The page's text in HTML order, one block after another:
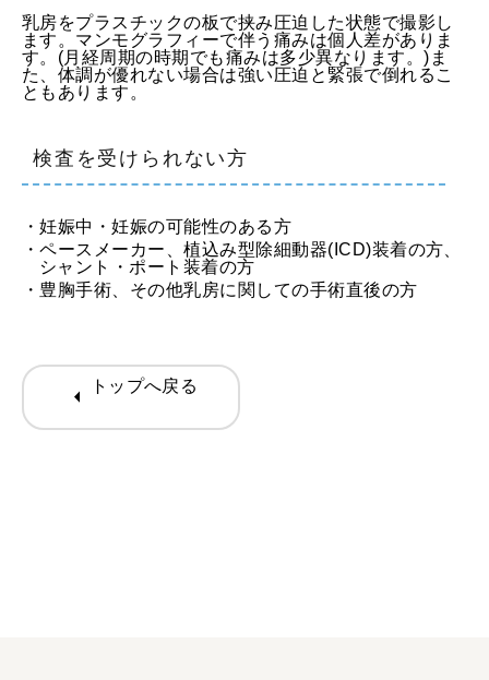
乳房をプラスチックの板で挟み圧迫した状態で撮影し
ます。マンモグラフィーで伴う痛みは個人差がありま
す。(月経周期の時期でも痛みは多少異なります。)ま
た、体調が優れない場合は強い圧迫と緊張で倒れるこ
ともあります。
検査を受けられない方
・妊娠中・妊娠の可能性のある方
・ペースメーカー、植込み型除細動器(ICD)装着の方、
シャント・ポート装着の方
・豊胸手術、その他乳房に関しての手術直後の方
arrow_left トップへ戻る